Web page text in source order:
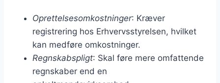
Oprettelsesomkostninger: Kræver
registrering hos Erhvervsstyrelsen, hvilket
kan medføre omkostninger.
Regnskabspligt: Skal føre mere omfattende
regnskaber end en